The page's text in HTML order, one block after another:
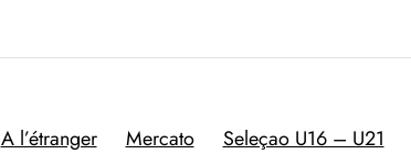
A l’étranger Mercato Seleçao U16 – U21